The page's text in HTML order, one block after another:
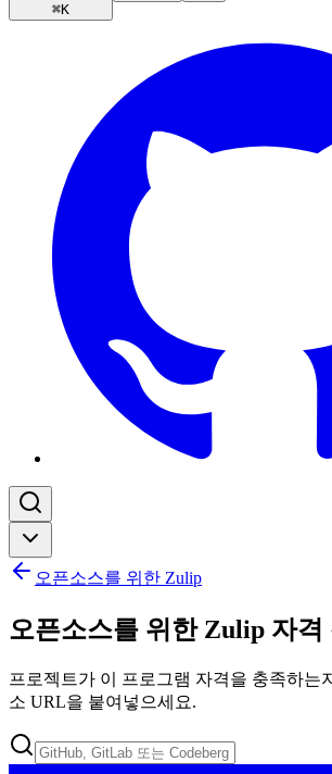
⌘K
오픈소스를 위한 Zulip
오픈소스를 위한 Zulip 자격
프로젝트가 이 프로그램 자격을 충족하는
소 URL을 붙여넣으세요.